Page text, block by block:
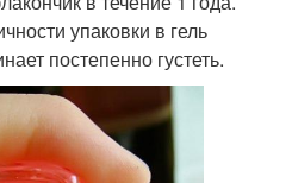
упаковки в гель
постепенно густеть.